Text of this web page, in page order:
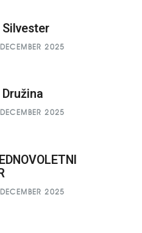
Silvester
2025
Družina
2025
2025